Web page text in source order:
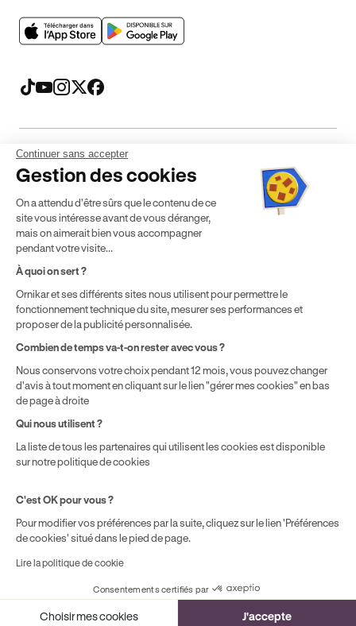
Mentions légales CGV CGU Politique de confidentialité
* Détail des conditions de nos offres
localisation géographique et du type de formules que vous
achetez comme détaillé dans nosConditions Générales de
Vente.
Continuer sans accepter
Gestion des cookies
On a attendu d'être sûrs que le contenu de ce
site vous intéresse avant de vous déranger,
mais on aimerait bien vous accompagner
pendant votre visite...
À quoi on sert ?
Ornikar et ses différents sites nous utilisent pour permettre le
fonctionnement technique du site, mesurer ses performances et
proposer de la publicité personnalisée.
Combien de temps va-t-on rester avec vous ?
Nous conservons votre choix pendant 12 mois, vous pouvez changer
d'avis à tout moment en cliquant sur le lien "gérer mes cookies" en bas
de page à droite
Qui nous utilisent ?
La liste de tous les partenaires qui utilisent les cookies est disponible
sur notre politique de cookies
C'est OK pour vous ?
Pour modifier vos préférences par la suite, cliquez sur le lien 'Préférences
de cookies' situé dans le pied de page.
Lire la politique de cookie
Consentements certifiés par
Choisir mes cookies J'accepte
Cookies